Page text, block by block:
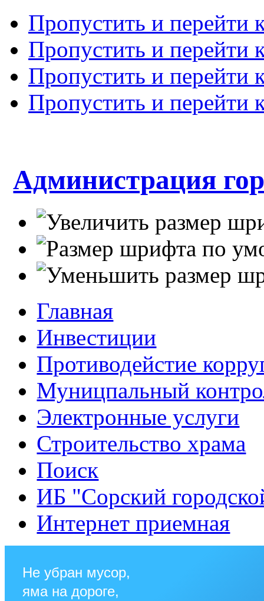
Пропустить и перейти
Пропустить и перейти
Пропустить и перейти
Пропустить и перейти
Администрация
Главная
Инвестиции
Противодейстие
Муницпальный
Электронные услуги
Строительство храма
Поиск
ИБ "Сорский
Интернет приемная
Не убран мусор,
яма на дороге,